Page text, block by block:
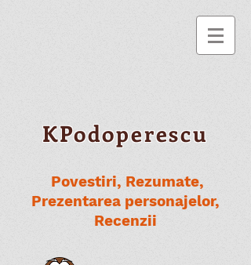
KPodoperescu
Povestiri, Rezumate,
Prezentarea personajelor,
Recenzii